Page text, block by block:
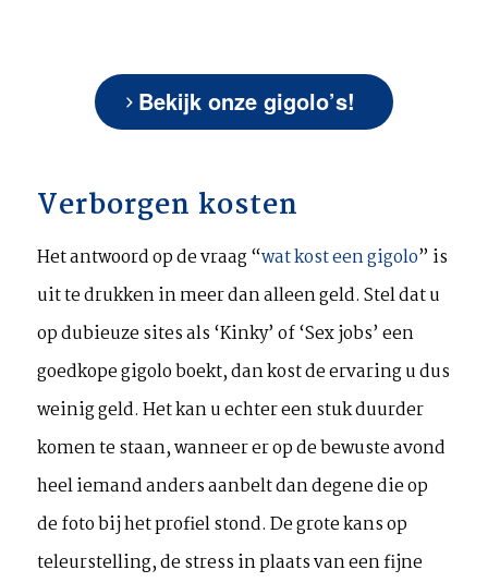
Bekijk onze gigolo’s!
Verborgen kosten
Het antwoord op de vraag “wat kost een gigolo” is
uit te drukken in meer dan alleen geld. Stel dat u
op dubieuze sites als ‘Kinky’ of ‘Sex jobs’ een
goedkope gigolo boekt, dan kost de ervaring u dus
weinig geld. Het kan u echter een stuk duurder
komen te staan, wanneer er op de bewuste avond
heel iemand anders aanbelt dan degene die op
de foto bij het profiel stond. De grote kans op
teleurstelling, de stress in plaats van een fijne